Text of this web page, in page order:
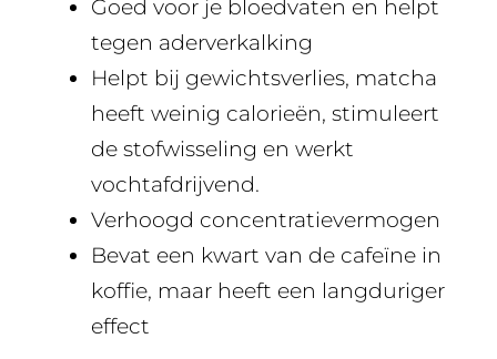
Goed voor je bloedvaten en helpt
tegen aderverkalking
Helpt bij gewichtsverlies, matcha
heeft weinig calorieën, stimuleert
de stofwisseling en werkt
vochtafdrijvend.
Verhoogd concentratievermogen
Bevat een kwart van de cafeïne in
koffie, maar heeft een langduriger
effect